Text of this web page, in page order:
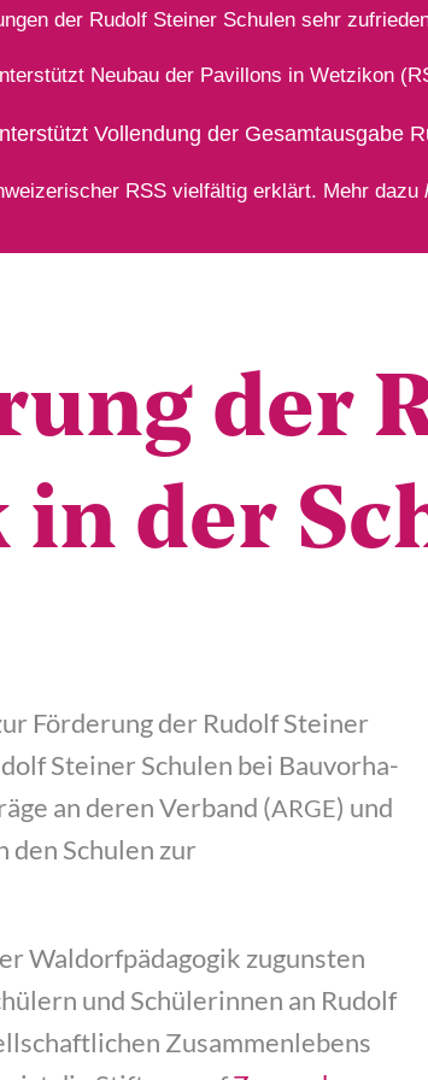
der Rudolf Steiner Schulen sehr
Neubau der Pavillons in Wetzikon
Vollendung der Gesamtausgabe
RSS vielfältig erklärt. Mehr dazu
der
in der
För­de­rung der Rudolf Stei­ner
Stei­ner Schu­len bei Bau­vor­ha­
an deren Ver­band (ARGE) und
den Schu­len zur
Wal­dorf­päd­ago­gik zuguns­ten
und Schü­le­rin­nen an Rudolf
Zusam­men­le­bens